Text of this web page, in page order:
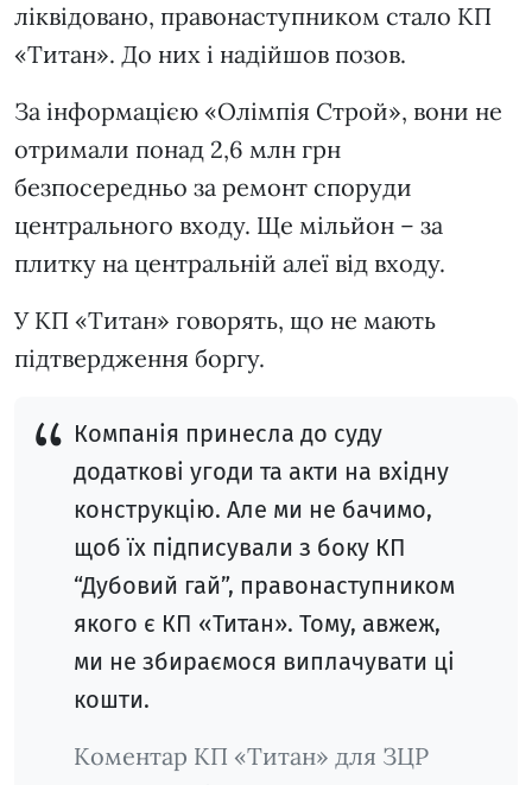
ліквідовано, правонаступником стало КП
«Титан». До них і надійшов позов.
За інформацією «Олімпія Строй», вони не
отримали понад 2,6 млн грн
безпосередньо за ремонт споруди
центрального входу. Ще мільйон – за
плитку на центральній алеї від входу.
У КП «Титан» говорять, що не мають
підтвердження боргу.
Компанія принесла до суду
додаткові угоди та акти на вхідну
конструкцію. Але ми не бачимо,
щоб їх підписували з боку КП
“Дубовий гай”, правонаступником
якого є КП «Титан». Тому, авжеж,
ми не збираємося виплачувати ці
кошти.
Коментар КП «Титан» для ЗЦР